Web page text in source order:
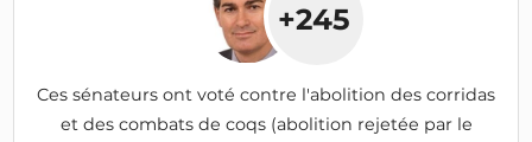
+245
Ces sénateurs ont voté contre l'abolition des corridas
et des combats de coqs (abolition rejetée par le